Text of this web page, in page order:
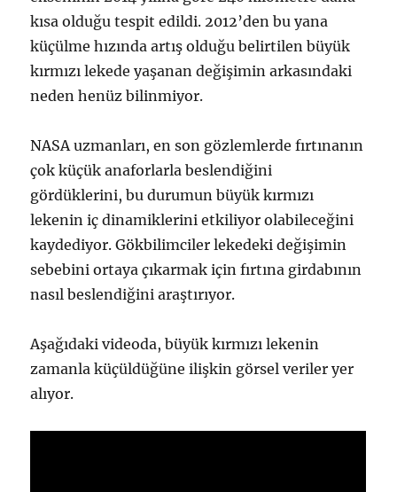
kısa olduğu tespit edildi. 2012’den bu yana
küçülme hızında artış olduğu belirtilen büyük
kırmızı lekede yaşanan değişimin arkasındaki
neden henüz bilinmiyor.
NASA uzmanları, en son gözlemlerde fırtınanın
çok küçük anaforlarla beslendiğini
gördüklerini, bu durumun büyük kırmızı
lekenin iç dinamiklerini etkiliyor olabileceğini
kaydediyor. Gökbilimciler lekedeki değişimin
sebebini ortaya çıkarmak için fırtına girdabının
nasıl beslendiğini araştırıyor.
Aşağıdaki videoda, büyük kırmızı lekenin
zamanla küçüldüğüne ilişkin görsel veriler yer
alıyor.